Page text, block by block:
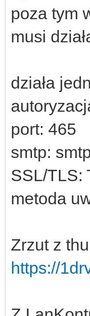
poza tym
musi
działa
port: 465
smtp:
SSL/TLS:
metoda
Zrzut z
https://